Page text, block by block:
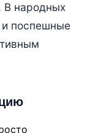
В народных
и поспешные